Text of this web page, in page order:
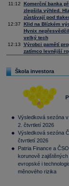
11:12
Komerční banka
zlepšila výhled.
zůstávají pod
12:37
Klid na Blízkém
Hynix
velký tech
12:13
Výrobci pamětí
zatímco levnější
Škola investora
Výsledková sezóna
2. čtvrtletí 2026
Výsledková sezóna
čtvrtletí 2026
Patria Finance a
korunově zajištěných
evropské i
měnového rizika